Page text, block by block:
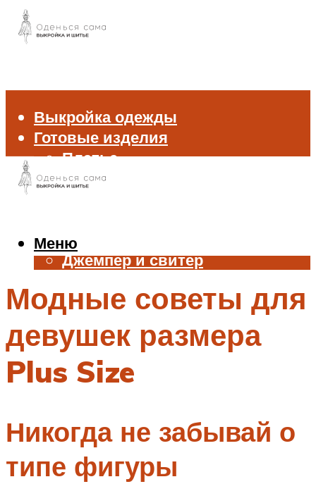
Выкройка одежды
Готовые изделия
Платье
Брюки
Жилет
Джемпер и свитер
Аксессуары
Меню
Меню
Модные советы для
девушек размера
Plus Size
Никогда не забывай о
типе фигуры